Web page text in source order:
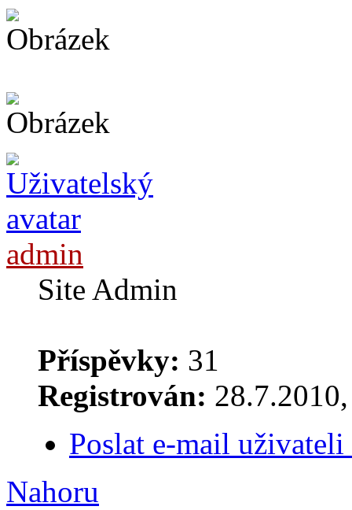
admin
Site Admin
Příspěvky: 31
Registrován:
Poslat e-mail
Nahoru